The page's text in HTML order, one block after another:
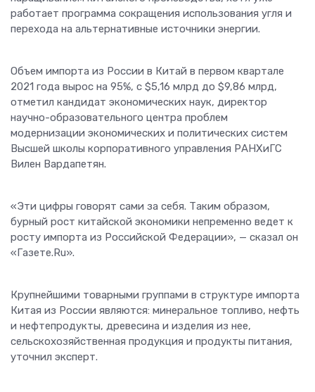
работает программа сокращения использования угля и
перехода на альтернативные источники энергии.
Объем импорта из России в Китай в первом квартале
2021 года вырос на 95%, с $5,16 млрд до $9,86 млрд,
отметил кандидат экономических наук, директор
научно-образовательного центра проблем
модернизации экономических и политических систем
Высшей школы корпоративного управления РАНХиГС
Вилен Вардапетян.
«Эти цифры говорят сами за себя. Таким образом,
бурный рост китайской экономики непременно ведет к
росту импорта из Российской Федерации», — сказал он
«Газете.Ru».
Крупнейшими товарными группами в структуре импорта
Китая из России являются: минеральное топливо, нефть
и нефтепродукты, древесина и изделия из нее,
сельскохозяйственная продукция и продукты питания,
уточнил эксперт.